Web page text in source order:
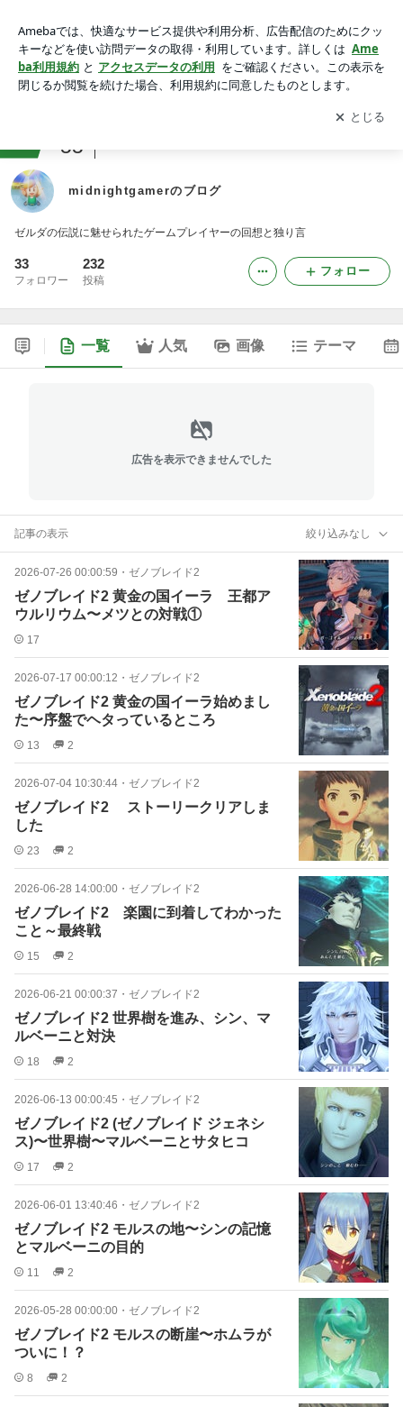
アプリをダウンロードして ブログの更新通知
を受け取りまし
ょう。
開く
55
midnightgamerのブログ
ゼルダの伝説に魅せられたゲームプレイヤーの回想と独り言
33
フォロワー
232
投稿
フォロー
一覧 人気 画像 テーマ
広告を表示できませんでした
記事の表示 絞り込みなし
2026-07-26 00:00:59 ・ ゼノブレイド2
ゼノブレイド2 黄金の国イーラ 王都ア
ウルリウム〜メツとの対戦①
17
2026-07-17 00:00:12 ・ ゼノブレイド2
ゼノブレイド2 黄金の国イーラ始めまし
た〜序盤でヘタっているところ
13 2
2026-07-04 10:30:44 ・ ゼノブレイド2
ゼノブレイド2 ストーリークリアしま
した
23 2
2026-06-28 14:00:00 ・ ゼノブレイド2
ゼノブレイド2 楽園に到着してわかった
こと～最終戦
15 2
2026-06-21 00:00:37 ・ ゼノブレイド2
ゼノブレイド2 世界樹を進み、シン、マ
ルベーニと対決
18 2
2026-06-13 00:00:45 ・ ゼノブレイド2
ゼノブレイド2 (ゼノブレイド ジェネシ
ス)〜世界樹〜マルベーニとサタヒコ
17 2
2026-06-01 13:40:46 ・ ゼノブレイド2
ゼノブレイド2 モルスの地〜シンの記憶
とマルベーニの目的
11 2
2026-05-28 00:00:00 ・ ゼノブレイド2
ゼノブレイド2 モルスの断崖〜ホムラが
ついに！？
8 2